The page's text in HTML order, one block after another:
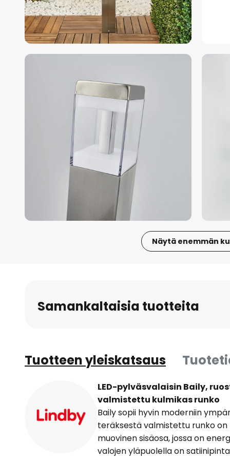
Näytä enemmän
Samankaltaisia tuotteita
Tuotteen yleiskatsaus
LED-pylväsvalaisin Baily,
valmistettu kulmikas runko
Baily sopii hyvin moderniin
teräksestä valmistettu runko on
muovinen sisäosa, jossa on
valojen yläpuolella on